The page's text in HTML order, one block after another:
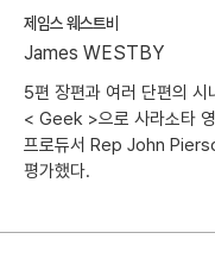
제임스 웨스트비
James WESTBY
5편 장편과 여러 단편의
< Geek >으로 사라소타
프로듀서 Rep John
평가했다.